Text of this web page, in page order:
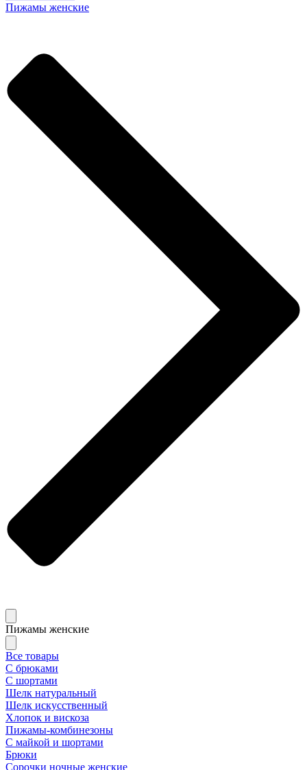
Пижамы женские
Пижамы женские
Все товары
С брюками
С шортами
Шелк натуральный
Шелк искусственный
Хлопок и вискоза
Пижамы-комбинезоны
С майкой и шортами
Брюки
Сорочки ночные женские